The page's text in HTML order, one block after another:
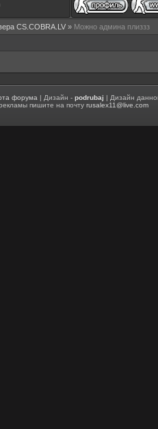
CS.COBRA.LV » Можно админа плиззз
форума | Дизайн -podrubaj | Дизайн
пишите на почтуrusalex11@live.com